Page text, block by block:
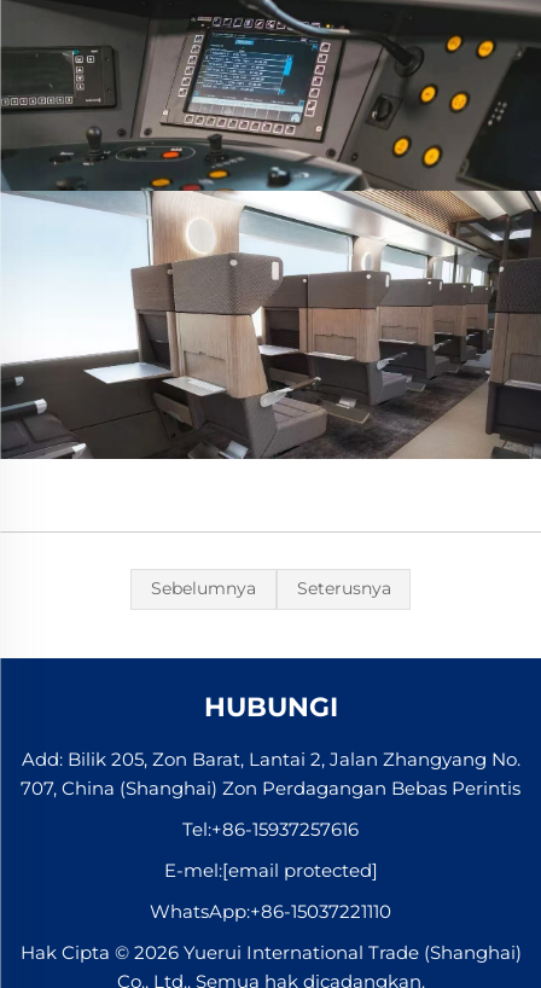
Sebelumnya Seterusnya
HUBUNGI
Add: Bilik 205, Zon Barat, Lantai 2, Jalan Zhangyang No.
707, China (Shanghai) Zon Perdagangan Bebas Perintis
Tel:+86-15937257616
E-mel:[email protected]
WhatsApp:+86-15037221110
Hak Cipta © 2026 Yuerui International Trade (Shanghai)
Co., Ltd.. Semua hak dicadangkan.